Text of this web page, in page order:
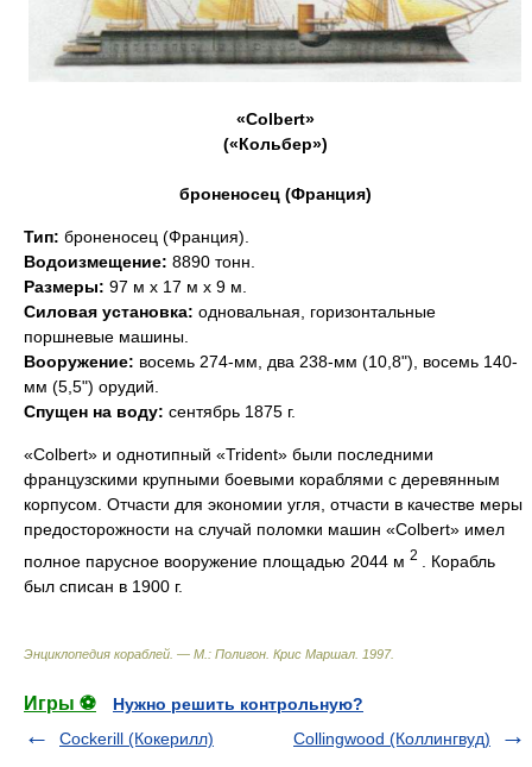
«Colbert»
(«Кольбер»)
броненосец (Франция)
Тип: броненосец (Франция).
Водоизмещение: 8890 тонн.
Размеры: 97 м х 17 м х 9 м.
Силовая установка: одновальная, горизонтальные
поршневые машины.
Вооружение: восемь 274-мм, два 238-мм (10,8"), восемь 140-
мм (5,5") орудий.
Спущен на воду: сентябрь 1875 г.
«Colbert» и однотипный «Trident» были последними
французскими крупными боевыми кораблями с деревянным
корпусом. Отчасти для экономии угля, отчасти в качестве меры
предосторожности на случай поломки машин «Colbert» имел
полное парусное вооружение площадью 2044 м 2
. Корабль
был списан в 1900 г.
Энциклопедия кораблей. — М.: Полигон Крис Маршал 1997.
Игры ⚽
Нужно решить контрольную?
Cockerill (Кокерилл)
Collingwood (Коллингвуд)